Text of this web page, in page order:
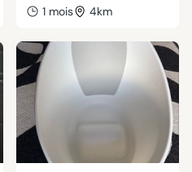
1 mois 4km